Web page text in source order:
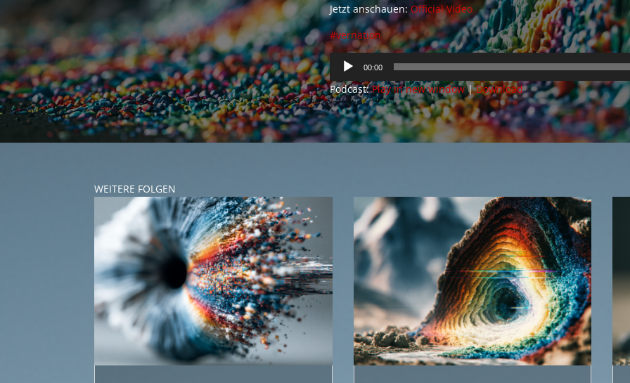
Jetzt anschauen:Official Video
#vernation
Audio
Player
00:00
Podcast:Play in new window|Download
WEITERE FOLGEN